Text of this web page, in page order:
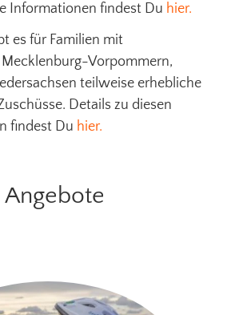
Informationen findest Du hier.
es für Familien mit
Vorpommern,
teilweise erhebliche
Details zu diesen
findest Du hier.